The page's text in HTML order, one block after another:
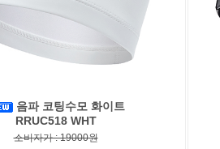
음파 코팅수모 화이트
RRUC518 WHT
소비자가 : 19000원